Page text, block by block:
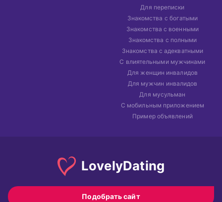
Для переписки
Знакомства с богатыми
Знакомства с военными
Знакомства с полными
Знакомства с адекватными
С влиятельными мужчинами
Для женщин инвалидов
Для мужчин инвалидов
Для мусульман
С мобильным приложением
Пример объявлений
LovelyDating
Подобрать сайт